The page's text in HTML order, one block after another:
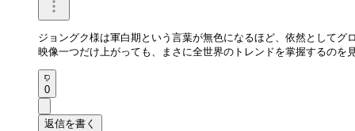
ジョングク様は軍白期という言葉が無色になるほど、依然として
映像一つだけ上がっても、まさに全世界のトレンドを掌握するの
0
返信を書く